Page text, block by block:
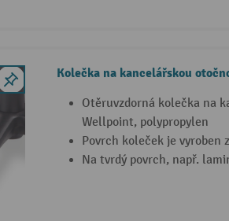
Kolečka na kancelářskou
Otěruvzdorná kolečka na
Wellpoint, polypropylen
Povrch koleček je vyroben
Na tvrdý povrch, např.